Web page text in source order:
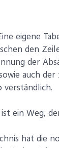
eigene
den
der
auch
verständlich.
ein Weg,
hat die